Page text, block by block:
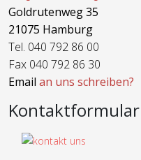
Goldrutenweg 35
21075 Hamburg
Tel. 040 792 86 00
Fax 040 792 86 30
Email an uns schreiben?
Kontaktformular